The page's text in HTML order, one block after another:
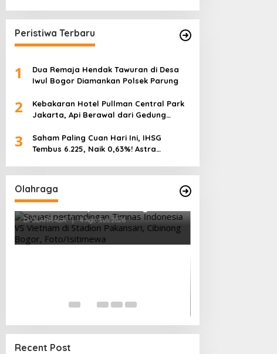
Peristiwa Terbaru
1
Dua Remaja Hendak Tawuran di Desa
Iwul Bogor Diamankan Polsek Parung
2
Kebakaran Hotel Pullman Central Park
Jakarta, Api Berawal dari Gedung
3
Saham Paling Cuan Hari Ini, IHSG
Tembus 6.225, Naik 0,63%! Astra
Olahraga
Vietnam Permalukan Indonesia 3-
Manfaatkan Laga Kandang
Di OLAHRAGA | 4 Agustus 2026
Recent Post